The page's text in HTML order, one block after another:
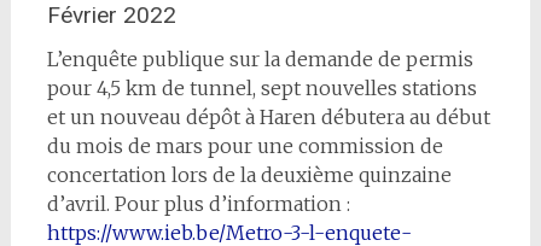
Février 2022
L’enquête publique sur la demande de permis
pour 4,5 km de tunnel, sept nouvelles stations
et un nouveau dépôt à Haren débutera au début
du mois de mars pour une commission de
concertation lors de la deuxième quinzaine
d’avril. Pour plus d’information :
https://www.ieb.be/Metro-3-l-enquete-